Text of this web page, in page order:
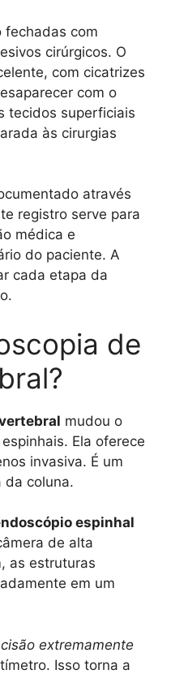
fechadas com
cirúrgicos. O
com cicatrizes
com o
tecidos superficiais
às cirurgias
através
registro serve para
médica e
do paciente. A
cada etapa da
de
mudou o
Ela oferece
invasiva. É um
da coluna.
espinhal
de alta
as estruturas
em um
extremamente
Isso torna a